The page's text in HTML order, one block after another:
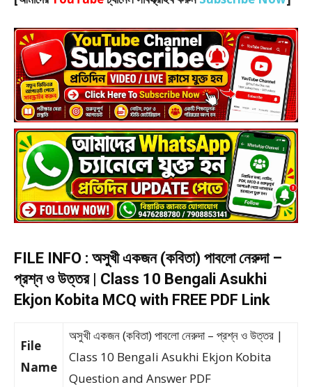
FILE INFO : অসুখী একজন (কবিতা) পাবলো নেরুদা –
প্রশ্ন ও উত্তর | Class 10 Bengali Asukhi
Ekjon Kobita MCQ with FREE PDF Link
File
Name
অসুখী একজন (কবিতা) পাবলো নেরুদা – প্রশ্ন ও উত্তর |
Class 10 Bengali Asukhi Ekjon Kobita
Question and Answer PDF